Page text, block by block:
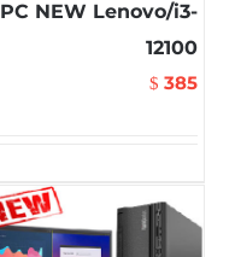
PC NEW Lenovo/i3-
12100
$ 385